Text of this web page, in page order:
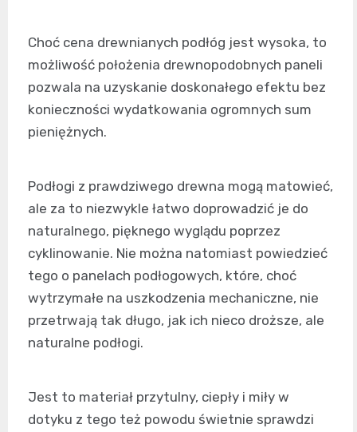
Choć cena drewnianych podłóg jest wysoka, to
możliwość położenia drewnopodobnych paneli
pozwala na uzyskanie doskonałego efektu bez
konieczności wydatkowania ogromnych sum
pieniężnych.
Podłogi z prawdziwego drewna mogą matowieć,
ale za to niezwykle łatwo doprowadzić je do
naturalnego, pięknego wyglądu poprzez
cyklinowanie. Nie można natomiast powiedzieć
tego o panelach podłogowych, które, choć
wytrzymałe na uszkodzenia mechaniczne, nie
przetrwają tak długo, jak ich nieco droższe, ale
naturalne podłogi.
Jest to materiał przytulny, ciepły i miły w
dotyku z tego też powodu świetnie sprawdzi